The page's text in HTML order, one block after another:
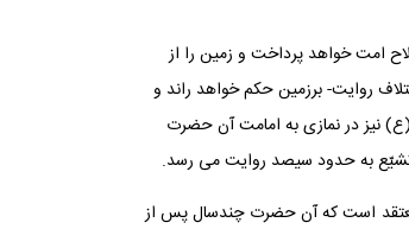
امت خواهد پرداخت و زمین را از
حضرت هفت یا نه سال-با اختلاف روایت- برزمین حکم خواهد راند و
نیز در نمازی به امامت آن حضرت
به حدود سیصد روایت می‏ رسد.
معتقد است که آن حضرت چندسال پس از